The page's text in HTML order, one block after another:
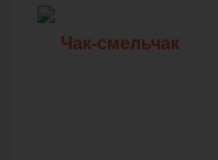
Чак-смельчак